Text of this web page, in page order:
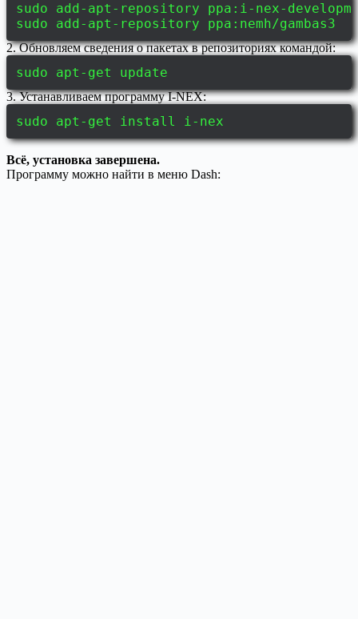
sudo add-apt-repository ppa:i-nex-
sudo add-apt-repository ppa:nemh/gambas3
2. Обновляем сведения о пакетах в репозиториях командой:
sudo apt-get update
3. Устанавливаем программу I-NEX:
sudo apt-get install i-nex
Всё, установка завершена.
Программу можно найти в меню Dash: